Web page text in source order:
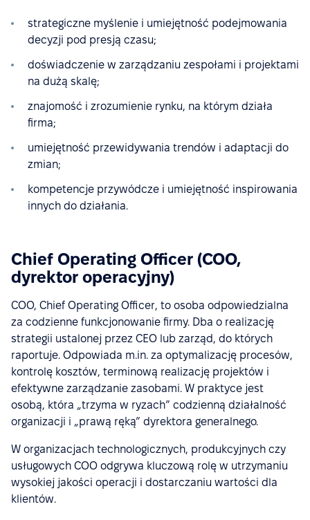
strategiczne myślenie i umiejętność podejmowania
decyzji pod presją czasu;
doświadczenie w zarządzaniu zespołami i projektami
na dużą skalę​;
znajomość i zrozumienie rynku, na którym działa
firma;
umiejętność przewidywania trendów i adaptacji do
zmian;
kompetencje przywódcze i umiejętność inspirowania
innych do działania.
Chief Operating Officer (COO,
dyrektor operacyjny)
COO, Chief Operating Officer, to osoba odpowiedzialna
za codzienne funkcjonowanie firmy. Dba o realizację
strategii ustalonej przez CEO lub zarząd, do których
raportuje. Odpowiada m.in. za optymalizację procesów,
kontrolę kosztów, terminową realizację projektów i
efektywne zarządzanie zasobami. W praktyce jest
osobą, która „trzyma w ryzach” codzienną działalność
organizacji i „prawą ręką” dyrektora generalnego.
W organizacjach technologicznych, produkcyjnych czy
usługowych COO odgrywa kluczową rolę w utrzymaniu
wysokiej jakości operacji i dostarczaniu wartości dla
klientów.